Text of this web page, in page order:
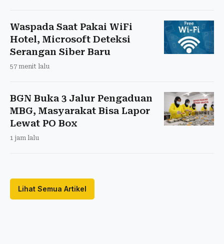
Waspada Saat Pakai WiFi
Hotel, Microsoft Deteksi
Serangan Siber Baru
57 menit lalu
BGN Buka 3 Jalur Pengaduan
MBG, Masyarakat Bisa Lapor
Lewat PO Box
1 jam lalu
Lihat Semua Artikel